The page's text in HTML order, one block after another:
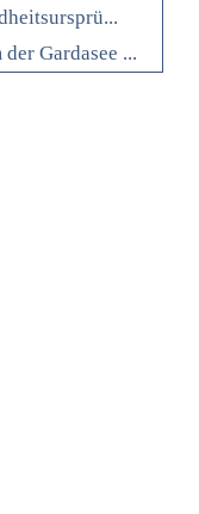
Gardasee ...